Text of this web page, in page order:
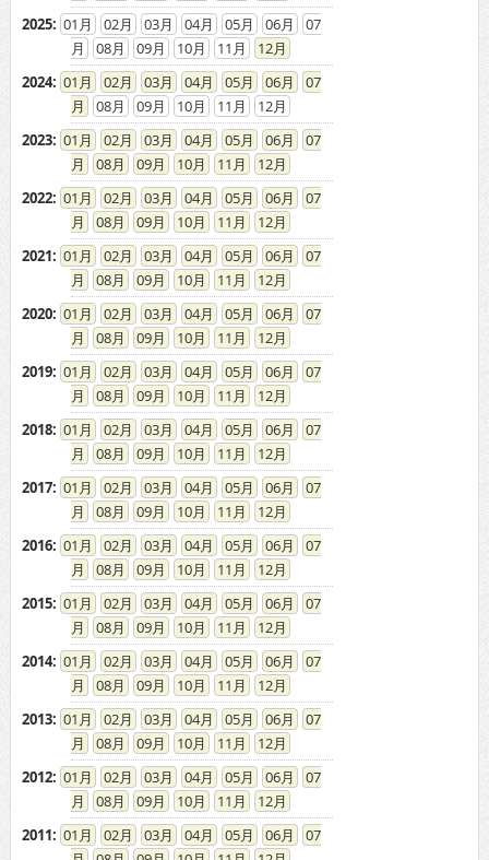
2025: 01 02 03 04 05 06
07
08
09 10 11
12
2024: 01 02 03 04 05 06
07
08
09 10 11
12
2023: 01 02 03 04 05 06
07
08
09 10 11
12
2022: 01 02 03 04 05 06
07
08
09 10 11
12
2021: 01 02 03 04 05 06
07
08
09 10 11
12
2020: 01 02 03 04 05 06
07
08
09 10 11
12
2019: 01 02 03 04 05 06
07
08
09 10 11
12
2018: 01 02 03 04 05 06
07
08
09 10 11
12
2017: 01 02 03 04 05 06
07
08
09 10 11
12
2016: 01 02 03 04 05 06
07
08
09 10 11
12
2015: 01 02 03 04 05 06
07
08
09 10 11
12
2014: 01 02 03 04 05 06
07
08
09 10 11
12
2013: 01 02 03 04 05 06
07
08
09 10 11
12
2012: 01 02 03 04 05 06
07
08
09 10 11
12
2011: 01 02 03 04 05 06
07